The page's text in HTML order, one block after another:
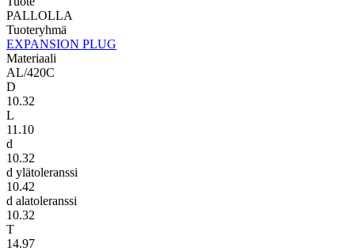
PALLOLLA
Tuoteryhmä
EXPANSION PLUG
Materiaali
AL/420C
D
10.32
L
11.10
d
10.32
d ylätoleranssi
10.42
d alatoleranssi
10.32
T
14.97